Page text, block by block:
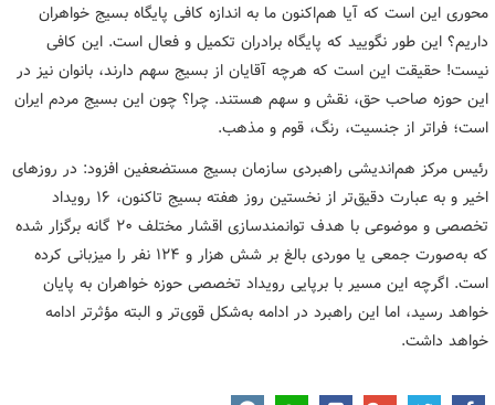
محوری این است که آیا هم‌اکنون ما به اندازه کافی پایگاه بسیج خواهران
داریم؟ این طور نگویید که پایگاه برادران تکمیل و فعال است. این کافی
نیست! حقیقت این است که هرچه آقایان از بسیج سهم دارند، بانوان نیز در
این حوزه صاحب حق، نقش و سهم هستند. چرا؟ چون این بسیج مردم ایران
است؛ فراتر از جنسیت، رنگ، قوم و مذهب.
رئیس مرکز هم‌اندیشی راهبردی سازمان بسیج مستضعفین افزود: در روزهای
اخیر و به عبارت دقیق‌تر از نخستین روز هفته بسیج تاکنون، ۱۶ رویداد
تخصصی و موضوعی با هدف توانمندسازی اقشار مختلف ۲۰ گانه برگزار شده
که به‌صورت جمعی یا موردی بالغ بر شش هزار و ۱۲۴ نفر را میزبانی کرده
است. اگرچه این مسیر با برپایی رویداد تخصصی حوزه خواهران به پایان
خواهد رسید، اما این راهبرد در ادامه به‌شکل قوی‌تر و البته مؤثرتر ادامه
خواهد داشت.